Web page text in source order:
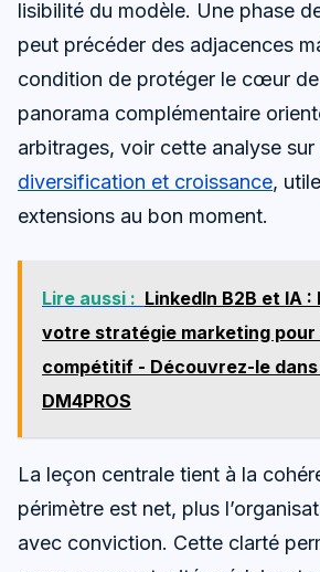
lisibilité du modèle. Une phase
peut précéder des adjacences
condition de protéger le cœur de
panorama complémentaire
arbitrages, voir cette analyse sur
diversification et croissance,
extensions au bon moment.
Lire aussi : LinkedIn B2B et IA
votre stratégie marketing
compétitif - Découvrez-le
DM4PROS
La leçon centrale tient à la
périmètre est net, plus
avec conviction. Cette clarté